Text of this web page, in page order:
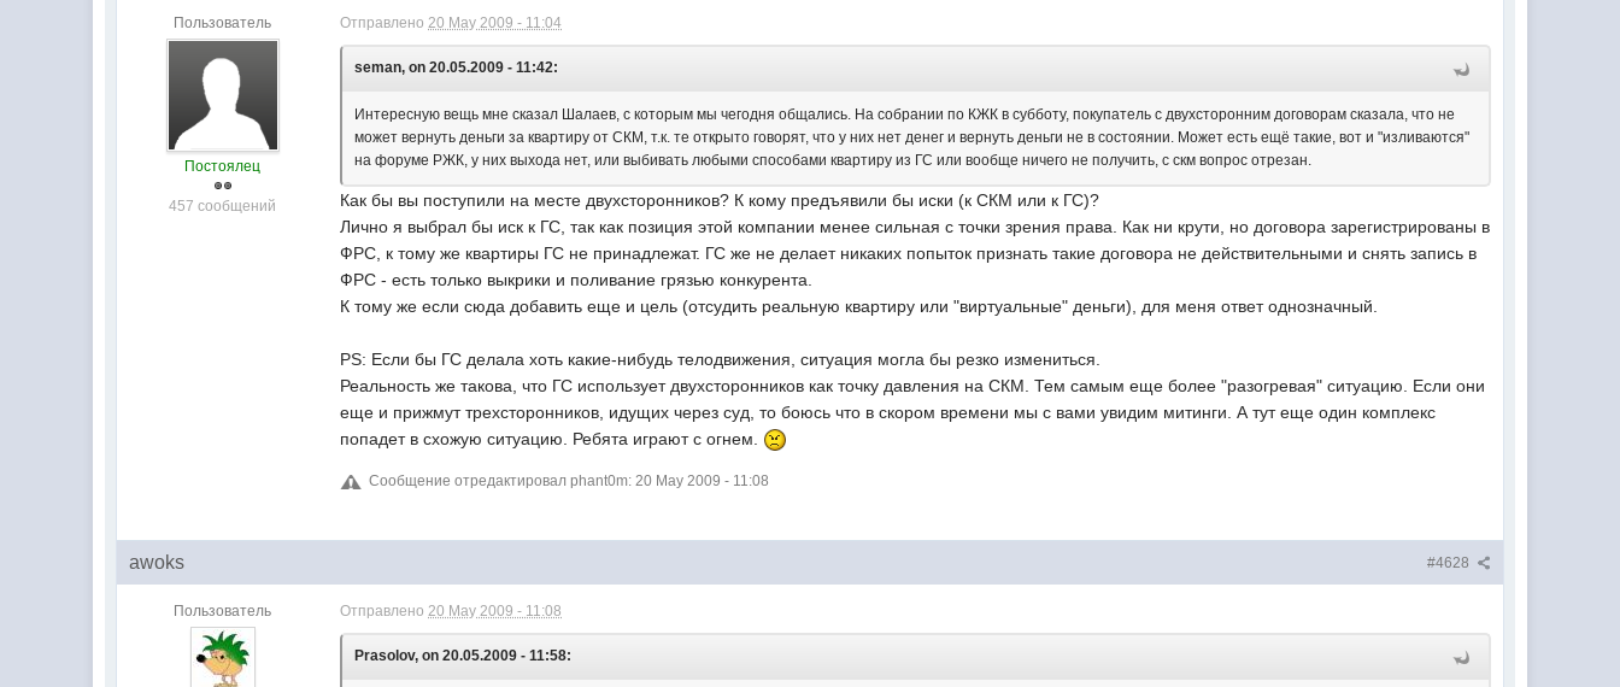
Пользователь
Постоялец
457 сообщений
Отправлено20 May 2009 - 11:04
seman, on 20.05.2009 - 11:42:
Интересную вещь мне сказал Шалаев, с которым мы чегодня общались. На собрании по КЖК в субботу, покупатель с двухсторонним договорам сказала, что не
может вернуть деньги за квартиру от СКМ, т.к. те открыто говорят, что у них нет денег и вернуть деньги не в состоянии. Может есть ещё такие, вот и "изливаются"
на форуме РЖК, у них выхода нет, или выбивать любыми способами квартиру из ГС или вообще ничего не получить, с скм вопрос отрезан.
Как бы вы поступили на месте двухсторонников? К кому предъявили бы иски (к СКМ или к ГС)?
Лично я выбрал бы иск к ГС, так как позиция этой компании менее сильная с точки зрения права. Как ни крути, но договора зарегистрированы в
ФРС, к тому же квартиры ГС не принадлежат. ГС же не делает никаких попыток признать такие договора не действительными и снять запись в
ФРС - есть только выкрики и поливание грязью конкурента.
К тому же если сюда добавить еще и цель (отсудить реальную квартиру или "виртуальные" деньги), для меня ответ однозначный.
PS: Если бы ГС делала хоть какие-нибудь телодвижения, ситуация могла бы резко измениться.
Реальность же такова, что ГС использует двухсторонников как точку давления на СКМ. Тем самым еще более "разогревая" ситуацию. Если они
еще и прижмут трехсторонников, идущих через суд, то боюсь что в скором времени мы с вами увидим митинги. А тут еще один комплекс
попадет в схожую ситуацию. Ребята играют с огнем.
Сообщение отредактировал phant0m: 20 May 2009 - 11:08
#4628
awoks
Пользователь Отправлено20 May 2009 - 11:08
Prasolov, on 20.05.2009 - 11:58: